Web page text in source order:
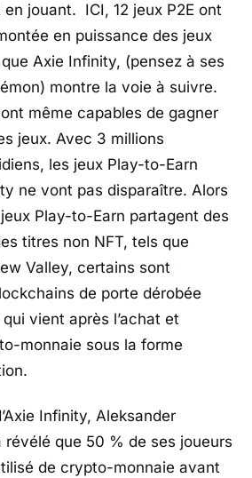
en jouant. ICI, 12 jeux P2E ont
en puissance des jeux
Axie Infinity, (pensez à ses
montre la voie à suivre.
même capables de gagner
jeux. Avec 3 millions
les jeux Play-to-Earn
ne vont pas disparaître. Alors
Play-to-Earn partagent des
titres non NFT, tels que
Valley, certains sont
de porte dérobée
vient après l’achat et
monnaie sous la forme
Infinity, Aleksander
révélé que 50 % de ses joueurs
de crypto-monnaie avant